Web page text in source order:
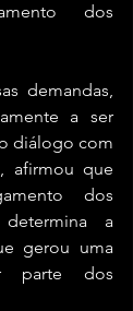
dos
demandas,
a ser
diálogo com
afirmou que
dos
determina a
gerou uma
parte dos